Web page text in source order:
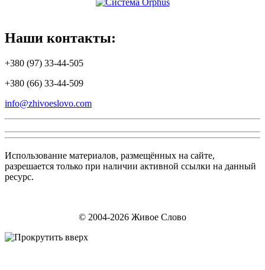
Наши контакты:
+380 (97) 33-44-505
+380 (66) 33-44-509
info@zhivoeslovo.com
Использование материалов, размещённых на сайте,
разрешается только при наличии активной ссылки на данный
ресурс.
© 2004-2026 Живое Слово